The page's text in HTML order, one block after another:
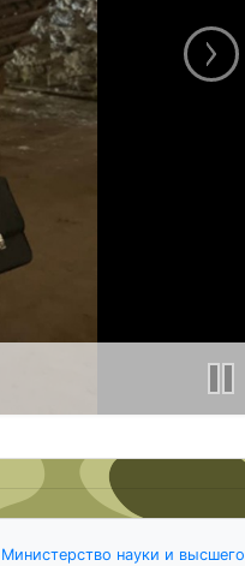
Министерство науки и высшего